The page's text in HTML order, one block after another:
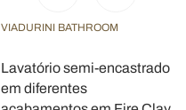
VIADURINI BATHROOM
Lavatório semi-encastrado
em diferentes